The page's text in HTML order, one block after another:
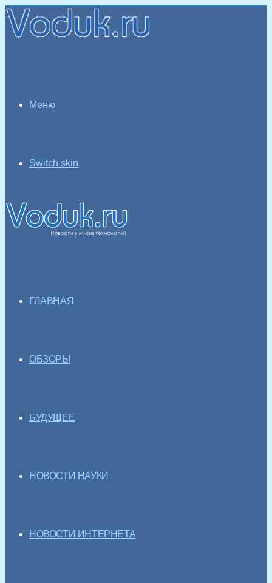
Меню
Switch skin
ГЛАВНАЯ
ОБЗОРЫ
БУДУЩЕЕ
НОВОСТИ НАУКИ
НОВОСТИ ИНТЕРНЕТА